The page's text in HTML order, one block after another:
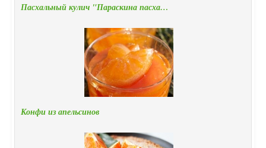
Пасхальный кулич "Параскина пасха…
Конфи из апельсинов